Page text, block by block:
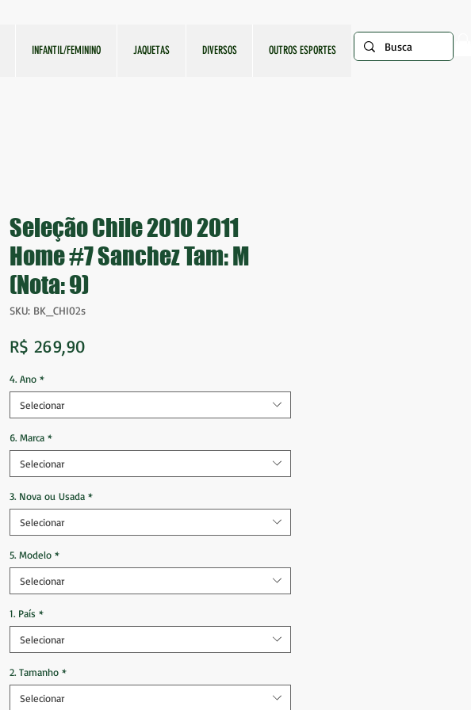
INFANTIL/FEMININO JAQUETAS DIVERSOS OUTROS ESPORTES
Seleção Chile 2010 2011
Home #7 Sanchez Tam: M
(Nota: 9)
SKU: BK_CHI02s
R$ 269,90Preço
4. Ano *
Selecionar
6. Marca *
Selecionar
3. Nova ou Usada *
Selecionar
5. Modelo *
Selecionar
1. País *
Selecionar
2. Tamanho *
Selecionar